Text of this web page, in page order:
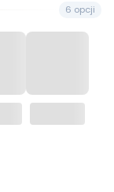
6 opcji